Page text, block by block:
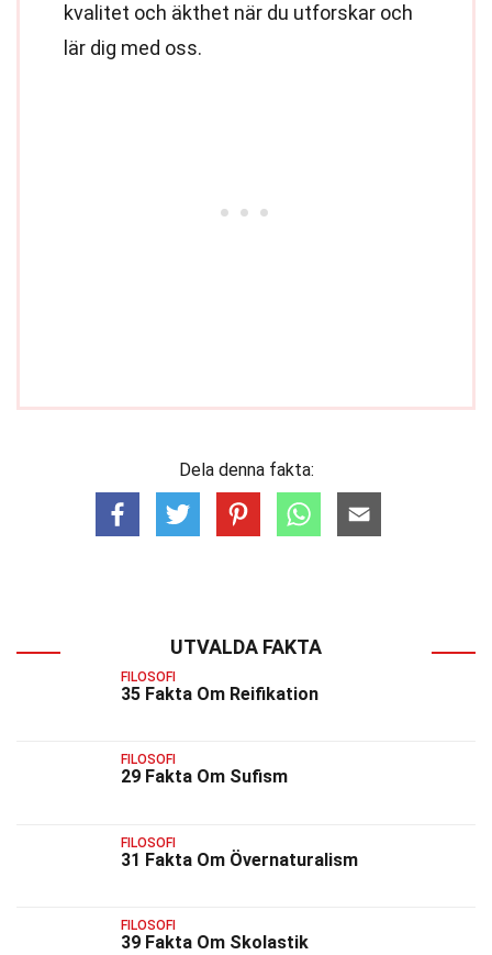
kvalitet och äkthet när du utforskar och
lär dig med oss.
Dela denna fakta:
UTVALDA FAKTA
FILOSOFI
35 Fakta Om Reifikation
FILOSOFI
29 Fakta Om Sufism
FILOSOFI
31 Fakta Om Övernaturalism
FILOSOFI
39 Fakta Om Skolastik